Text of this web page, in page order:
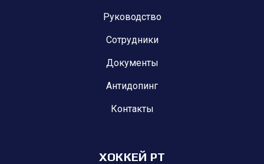
Руководство
Сотрудники
Документы
Антидопинг
Контакты
ХОККЕЙ РТ